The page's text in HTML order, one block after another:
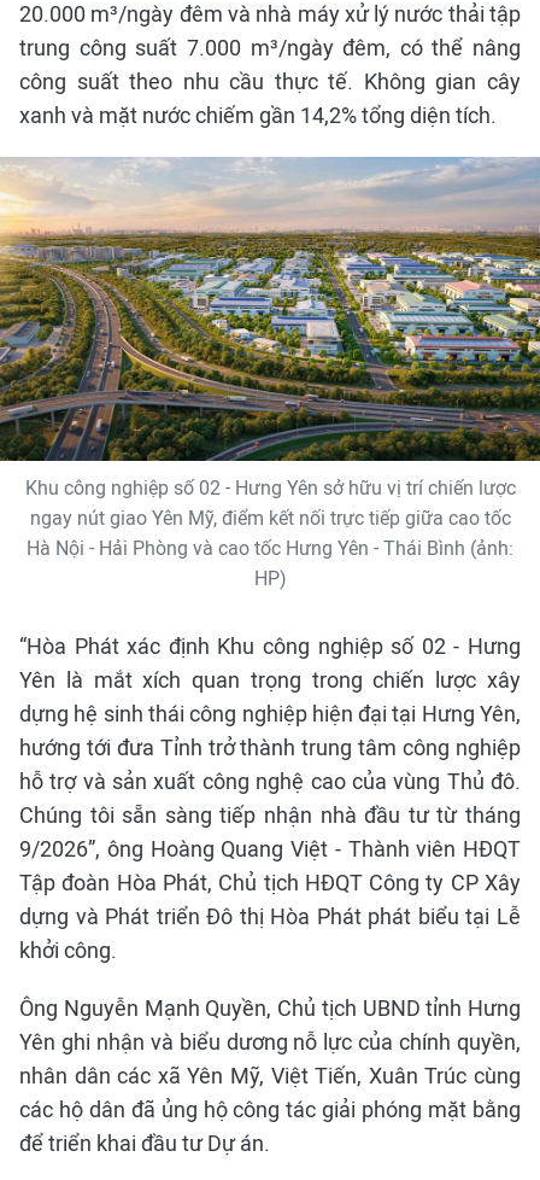
20.000 m³/ngày đêm và nhà máy xử lý nước thải tập
trung công suất 7.000 m³/ngày đêm, có thể nâng
công suất theo nhu cầu thực tế. Không gian cây
xanh và mặt nước chiếm gần 14,2% tổng diện tích.
Khu công nghiệp số 02 - Hưng Yên sở hữu vị trí chiến lược
ngay nút giao Yên Mỹ, điểm kết nối trực tiếp giữa cao tốc
Hà Nội - Hải Phòng và cao tốc Hưng Yên - Thái Bình (ảnh:
HP)
“Hòa Phát xác định Khu công nghiệp số 02 - Hưng
Yên là mắt xích quan trọng trong chiến lược xây
dựng hệ sinh thái công nghiệp hiện đại tại Hưng Yên,
hướng tới đưa Tỉnh trở thành trung tâm công nghiệp
hỗ trợ và sản xuất công nghệ cao của vùng Thủ đô.
Chúng tôi sẵn sàng tiếp nhận nhà đầu tư từ tháng
9/2026”, ông Hoàng Quang Việt - Thành viên HĐQT
Tập đoàn Hòa Phát, Chủ tịch HĐQT Công ty CP Xây
dựng và Phát triển Đô thị Hòa Phát phát biểu tại Lễ
khởi công.
Ông Nguyễn Mạnh Quyền, Chủ tịch UBND tỉnh Hưng
Yên ghi nhận và biểu dương nỗ lực của chính quyền,
nhân dân các xã Yên Mỹ, Việt Tiến, Xuân Trúc cùng
các hộ dân đã ủng hộ công tác giải phóng mặt bằng
để triển khai đầu tư Dự án.